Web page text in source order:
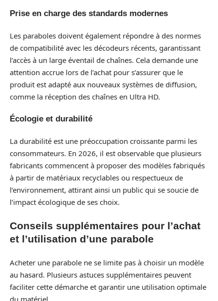
Prise en charge des standards modernes
Les paraboles doivent également répondre à des normes
de compatibilité avec les décodeurs récents, garantissant
l’accès à un large éventail de chaînes. Cela demande une
attention accrue lors de l’achat pour s’assurer que le
produit est adapté aux nouveaux systèmes de diffusion,
comme la réception des chaînes en Ultra HD.
Écologie et durabilité
La durabilité est une préoccupation croissante parmi les
consommateurs. En 2026, il est observable que plusieurs
fabricants commencent à proposer des modèles fabriqués
à partir de matériaux recyclables ou respectueux de
l’environnement, attirant ainsi un public qui se soucie de
l’impact écologique de ses choix.
Conseils supplémentaires pour l’achat
et l’utilisation d’une parabole
Acheter une parabole ne se limite pas à choisir un modèle
au hasard. Plusieurs astuces supplémentaires peuvent
faciliter cette démarche et garantir une utilisation optimale
du matériel.